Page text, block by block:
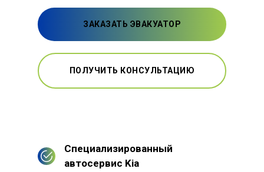
ЗАКАЗАТЬ ЭВАКУАТОР
ПОЛУЧИТЬ КОНСУЛЬТАЦИЮ
Специализированный
автосервис Kia